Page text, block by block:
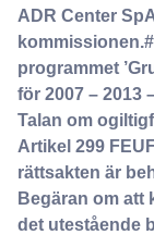
ADR Center
programmet
för 2007 – 2013
Talan om
Artikel 299
rättsakten är
Begäran om att
det utestående